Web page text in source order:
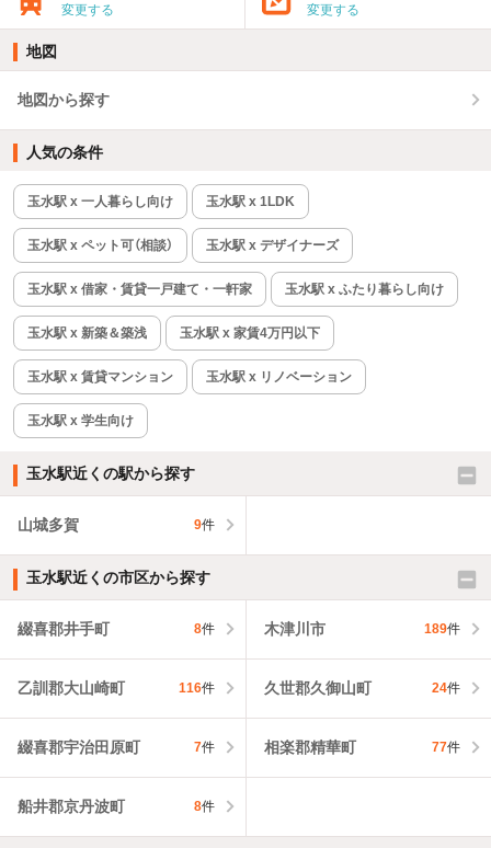
変更する 変更する
地図
地図から探す
人気の条件
玉水駅 x 一人暮らし向け 玉水駅 x 1LDK
玉水駅 x ペット可（相談） 玉水駅 x デザイナーズ
玉水駅 x 借家・賃貸一戸建て・一軒家 玉水駅 x ふたり暮らし向け
玉水駅 x 新築＆築浅 玉水駅 x 家賃4万円以下
玉水駅 x 賃貸マンション 玉水駅 x リノベーション
玉水駅 x 学生向け
玉水駅近くの駅から探す
山城多賀 9件
玉水駅近くの市区から探す
綴喜郡井手町 8件 木津川市 189件
乙訓郡大山崎町 116件 久世郡久御山町 24件
綴喜郡宇治田原町 7件 相楽郡精華町 77件
船井郡京丹波町 8件